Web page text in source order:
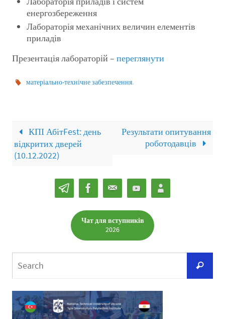
енергозбереження
Лабораторія механічних величин елементів
приладів
Презентація лабораторій – переглянути
матеріально-технічне забезпечення.
КПІ АбітFest: день
відкритих дверей
(10.12.2022)
Результати опитування
роботодавців
Чат для вступників
2026